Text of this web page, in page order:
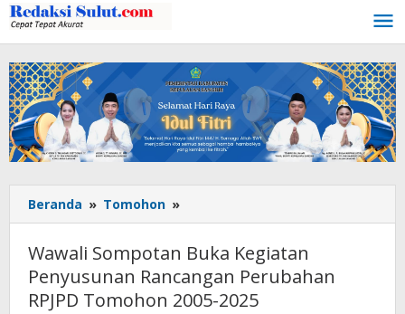
Lewati
ke
konten
Beranda » Tomohon »
Sompotan
Buka
Kegiatan
Penyusunan
Rancangan
Wawali Sompotan Buka Kegiatan
Penyusunan Rancangan Perubahan
RPJPD Tomohon 2005-2025